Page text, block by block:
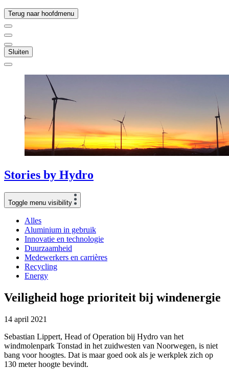
Terug naar hoofdmenu
Sluiten
Stories by Hydro
Toggle menu visibility
Alles
Aluminium in gebruik
Innovatie en technologie
Duurzaamheid
Medewerkers en carrières
Recycling
Energy
Veiligheid hoge prioriteit bij windenergie
14 april 2021
Sebastian Lippert, Head of Operation bij Hydro van het
windmolenpark Tonstad in het zuidwesten van Noorwegen, is niet
bang voor hoogtes. Dat is maar goed ook als je werkplek zich op
130 meter hoogte bevindt.